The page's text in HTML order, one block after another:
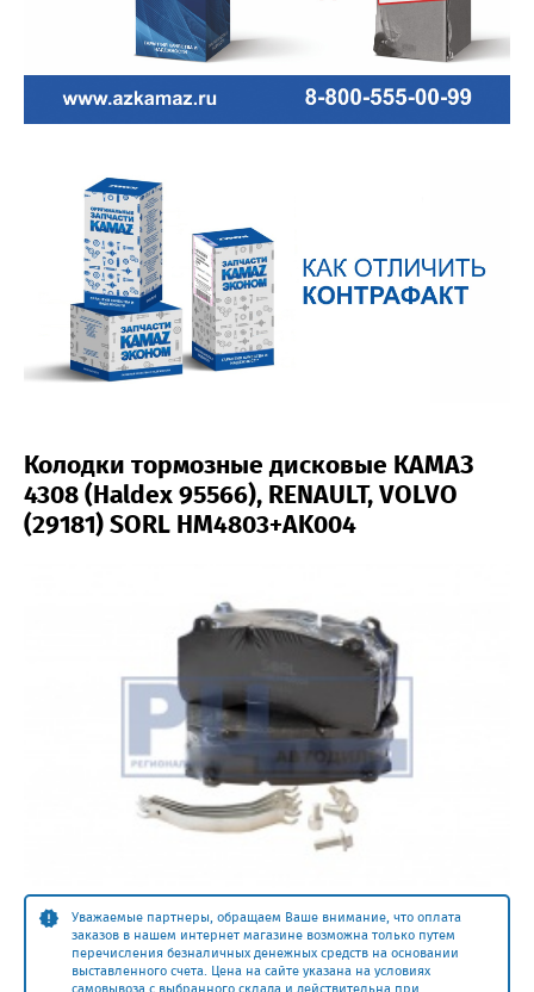
Колодки тормозные дисковые КАМАЗ
4308 (Haldex 95566), RENAULT, VOLVO
(29181) SORL HM4803+AK004
Уважаемые партнеры, обращаем Ваше внимание, что оплата
заказов в нашем интернет магазине возможна только путем
перечисления безналичных денежных средств на основании
выставленного счета. Цена на сайте указана на условиях